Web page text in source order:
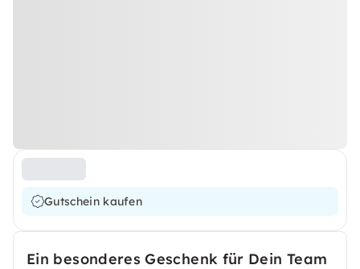
Gutschein kaufen
Ein besonderes Geschenk für Dein Team